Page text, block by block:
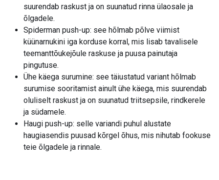
suurendab raskust ja on suunatud rinna ülaosale ja
õlgadele.
Spiderman push-up: see hõlmab põlve viimist
küünarnukini iga korduse korral, mis lisab tavalisele
teemanttõukejõule raskuse ja puusa painutaja
pingutuse.
Ühe käega surumine: see täiustatud variant hõlmab
surumise sooritamist ainult ühe käega, mis suurendab
oluliselt raskust ja on suunatud triitsepsile, rindkerele
ja südamele.
Haugi push-up: selle variandi puhul alustate
haugiasendis puusad kõrgel õhus, mis nihutab fookuse
teie õlgadele ja rinnale.